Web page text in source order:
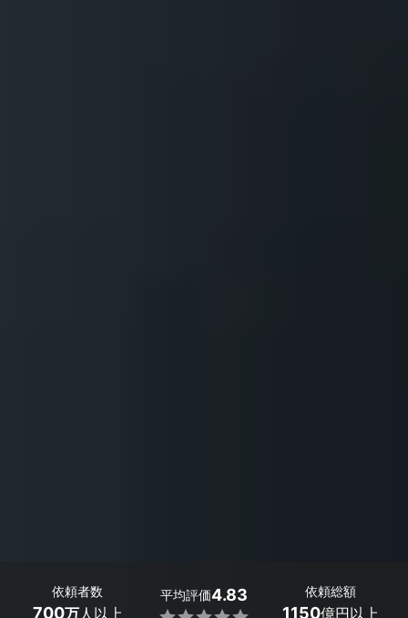
依頼者数
700万人以上
平均評価4.83
依頼総額
1150億円以上